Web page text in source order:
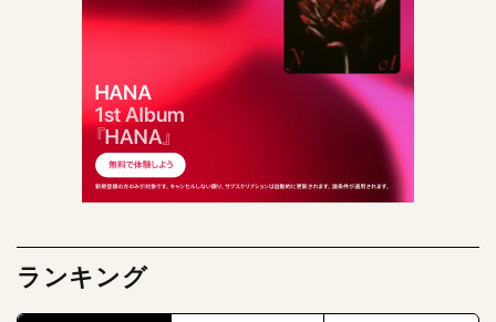
ランキング